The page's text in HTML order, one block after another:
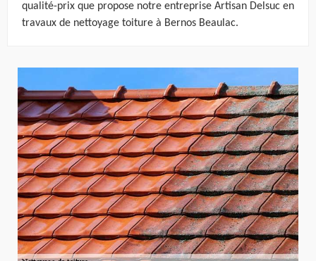
qualité-prix que propose notre entreprise Artisan Delsuc en
travaux de nettoyage toiture à Bernos Beaulac.